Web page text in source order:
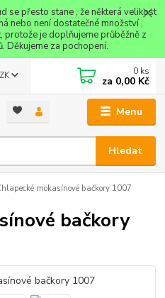
se přesto stane , že některá velikost
nebo není dostatečné množství ,
je doplňujeme průběžně z
Děkujeme za pochopení.
Menu
Hledat
0 ks
za 0,00 Kč
mokasínové bačkory 1007
bačkory